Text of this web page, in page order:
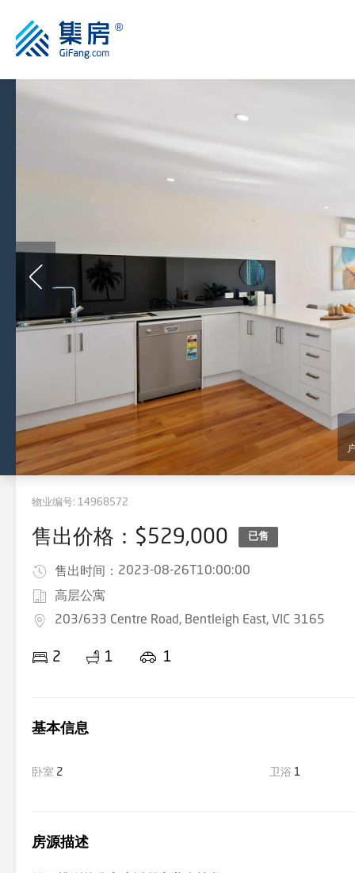
物业编号: 14968572
售出价格：$529,000 已售
售出时间： 2023-08-26T10:00:00
高层公寓
203/633 Centre Road, Bentleigh East, VIC 3165
2 1 1
基本信息
卧室 2 卫浴 1
房源描述